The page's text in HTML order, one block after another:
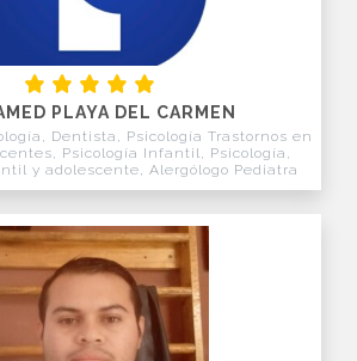
PLAYA DEL CARMEN
Dentista, Psicología Trastornos en
Psicología Infantil, Psicología,
y adolescente, Alergólogo Pediatra